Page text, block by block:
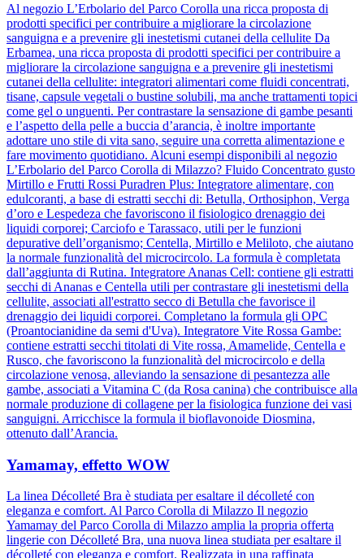
Al negozio L’Erbolario del Parco Corolla una ricca proposta di
prodotti specifici per contribuire a migliorare la circolazione
sanguigna e a prevenire gli inestetismi cutanei della cellulite Da
Erbamea, una ricca proposta di prodotti specifici per contribuire a
migliorare la circolazione sanguigna e a prevenire gli inestetismi
cutanei della cellulite: integratori alimentari come fluidi concentrati,
tisane, capsule vegetali o bustine solubili, ma anche trattamenti topici
come gel o unguenti. Per contrastare la sensazione di gambe pesanti
e l’aspetto della pelle a buccia d’arancia, è inoltre importante
adottare uno stile di vita sano, seguire una corretta alimentazione e
fare movimento quotidiano. Alcuni esempi disponibili al negozio
L’Erbolario del Parco Corolla di Milazzo? Fluido Concentrato gusto
Mirtillo e Frutti Rossi Puradren Plus: Integratore alimentare, con
edulcoranti, a base di estratti secchi di: Betulla, Orthosiphon, Verga
d’oro e Lespedeza che favoriscono il fisiologico drenaggio dei
liquidi corporei; Carciofo e Tarassaco, utili per le funzioni
depurative dell’organismo; Centella, Mirtillo e Meliloto, che aiutano
la normale funzionalità del microcircolo. La formula è completata
dall’aggiunta di Rutina. Integratore Ananas Cell: contiene gli estratti
secchi di Ananas e Centella utili per contrastare gli inestetismi della
cellulite, associati all'estratto secco di Betulla che favorisce il
drenaggio dei liquidi corporei. Completano la formula gli OPC
(Proantocianidine da semi d'Uva). Integratore Vite Rossa Gambe:
contiene estratti secchi titolati di Vite rossa, Amamelide, Centella e
Rusco, che favoriscono la funzionalità del microcircolo e della
circolazione venosa, alleviando la sensazione di pesantezza alle
gambe, associati a Vitamina C (da Rosa canina) che contribuisce alla
normale produzione di collagene per la fisiologica funzione dei vasi
sanguigni. Arricchisce la formula il bioflavonoide Diosmina,
ottenuto dall’Arancia.
Yamamay, effetto WOW
La linea Décolleté Bra è studiata per esaltare il décolleté con
eleganza e comfort. Al Parco Corolla di Milazzo Il negozio
Yamamay del Parco Corolla di Milazzo amplia la propria offerta
lingerie con Décolleté Bra, una nuova linea studiata per esaltare il
décolleté con eleganza e comfort. Realizzata in una raffinata